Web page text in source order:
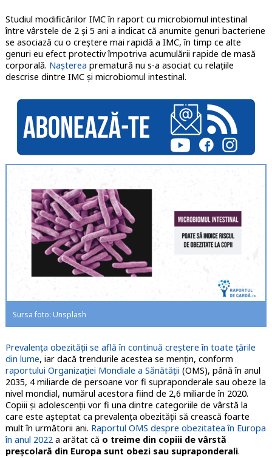
Studiul modificărilor IMC în raport cu microbiomul intestinal
între vârstele de 2 și 5 ani a indicat că anumite genuri bacteriene
se asociază cu o creștere mai rapidă a IMC, în timp ce alte
genuri eu efect protectiv împotriva acumulării rapide de masă
corporală. Nașterea prematură nu s-a asociat cu relațiile
descrise dintre IMC și microbiomul intestinal.
Sursa foto: Unsplash
Prevalenţa obezităţii se află în continuă creştere în toate ţările
din lume, iar dacă trendurile acestea se mențin, conform
raportului Organizaţiei Mondiale a Sănătăţii (OMS), până în anul
2035, 4 miliarde de persoane vor fi supraponderale sau obeze la
nivel mondial, numărul acestora fiind de 2,6 miliarde în 2020.
Copiii şi adolescenţii vor fi una dintre categoriile de vârstă la
care este aşteptat ca prevalenţa obezităţii să crească foarte
mult în următorii ani. Raportul OMS despre obezitatea în Europa
în anul 2022a arătat că o treime din copiii de vârstă
preșcolară din Europa sunt obezi sau supraponderali.